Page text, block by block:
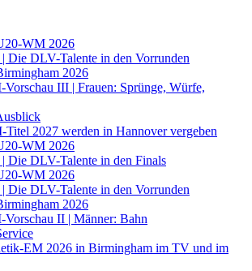
WM 2026
| Die DLV-Talente in den Vorrunden
2026
III | Frauen: Sprünge, Würfe,
2027 werden in Hannover vergeben
WM 2026
| Die DLV-Talente in den Finals
WM 2026
| Die DLV-Talente in den Vorrunden
2026
II | Männer: Bahn
EM 2026 in Birmingham im TV und im